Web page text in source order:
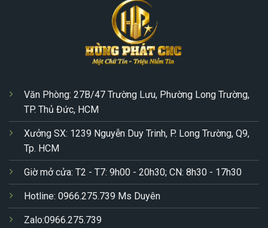
Văn Phòng: 27B/47 Trường Lưu, Phường Long Trường,
TP. Thủ Đức, HCM
Xưởng SX: 1239 Nguyễn Duy Trinh, P. Long Trường, Q9,
Tp. HCM
Giờ mở cửa: T2 - T7: 9h00 - 20h30; CN: 8h30 - 17h30
Hotline: 0966.275.739 Ms Duyên
Zalo:0966.275.739